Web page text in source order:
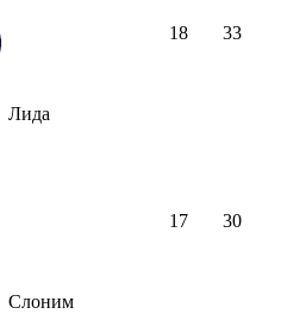
Лида
18 33
Слоним
17 30